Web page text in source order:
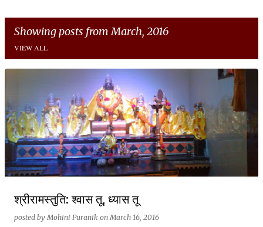
Showing posts from March, 2016
VIEW ALL
o
s
s
श्रीरामस्तुति: श्वास तू, ध्यास तू
posted byMohini Puranik onMarch 16, 2016